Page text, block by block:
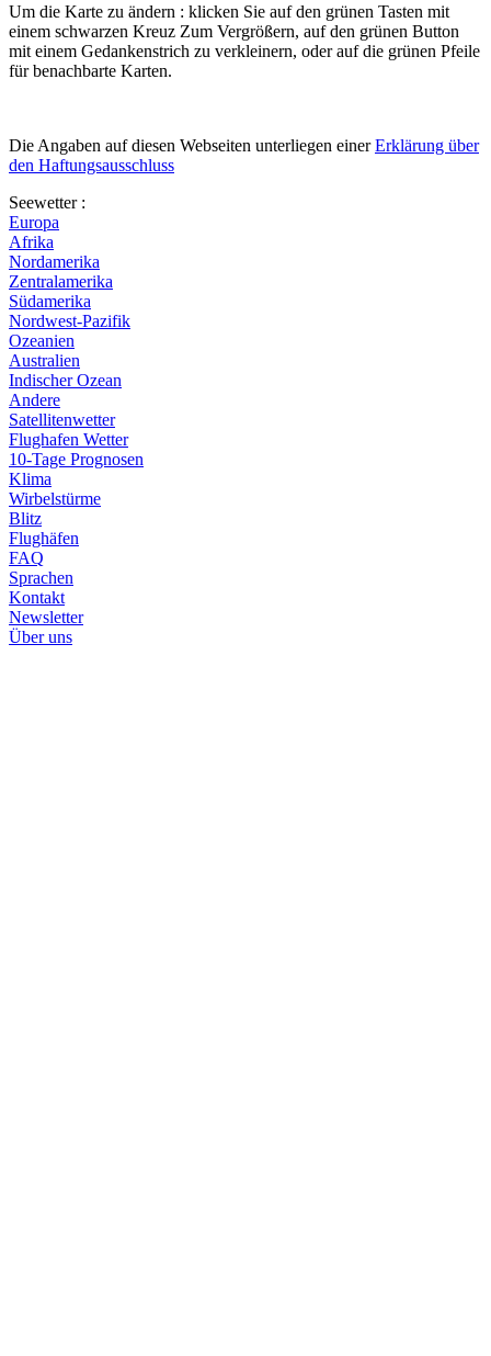
Um die Karte zu ändern : klicken Sie auf den grünen Tasten mit
einem schwarzen Kreuz Zum Vergrößern, auf den grünen Button
mit einem Gedankenstrich zu verkleinern, oder auf die grünen Pfeile
für benachbarte Karten.
Die Angaben auf diesen Webseiten unterliegen einerErklärung über
den Haftungsausschluss
Seewetter :
Europa
Afrika
Nordamerika
Zentralamerika
Südamerika
Nordwest-Pazifik
Ozeanien
Australien
Indischer Ozean
Andere
Satellitenwetter
Flughafen Wetter
10-Tage Prognosen
Klima
Wirbelstürme
Blitz
Flughäfen
FAQ
Sprachen
Kontakt
Newsletter
Über uns